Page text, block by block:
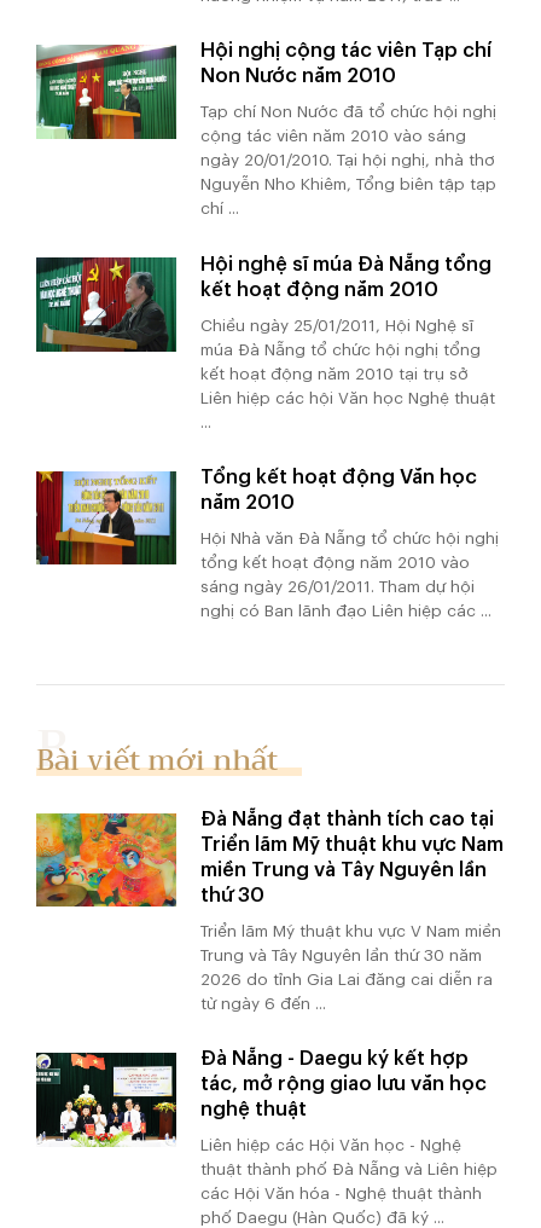
Hội nghị cộng tác viên Tạp chí
Non Nước năm 2010
Tạp chí Non Nước đã tổ chức hội nghị
cộng tác viên năm 2010 vào sáng
ngày 20/01/2010. Tại hội nghị, nhà thơ
Nguyễn Nho Khiêm, Tổng biên tập tạp
chí ...
Hội nghệ sĩ múa Đà Nẵng tổng
kết hoạt động năm 2010
Chiều ngày 25/01/2011, Hội Nghệ sĩ
múa Đà Nẵng tổ chức hội nghị tổng
kết hoạt động năm 2010 tại trụ sở
Liên hiệp các hội Văn học Nghệ thuật
Tổng kết hoạt động Văn học
năm 2010
Hội Nhà văn Đà Nẵng tổ chức hội nghị
tổng kết hoạt động năm 2010 vào
sáng ngày 26/01/2011. Tham dự hội
nghị có Ban lãnh đạo Liên hiệp các ...
Bài viết mới nhất
Đà Nẵng đạt thành tích cao tại
Triển lãm Mỹ thuật khu vực Nam
miền Trung và Tây Nguyên lần
thứ 30
Triển lãm Mỹ thuật khu vực V Nam miền
Trung và Tây Nguyên lần thứ 30 năm
2026 do tỉnh Gia Lai đăng cai diễn ra
từ ngày 6 đến ...
Đà Nẵng - Daegu ký kết hợp
tác, mở rộng giao lưu văn học
nghệ thuật
Liên hiệp các Hội Văn học - Nghệ
thuật thành phố Đà Nẵng và Liên hiệp
các Hội Văn hóa - Nghệ thuật thành
phố Daegu (Hàn Quốc) đã ký ...